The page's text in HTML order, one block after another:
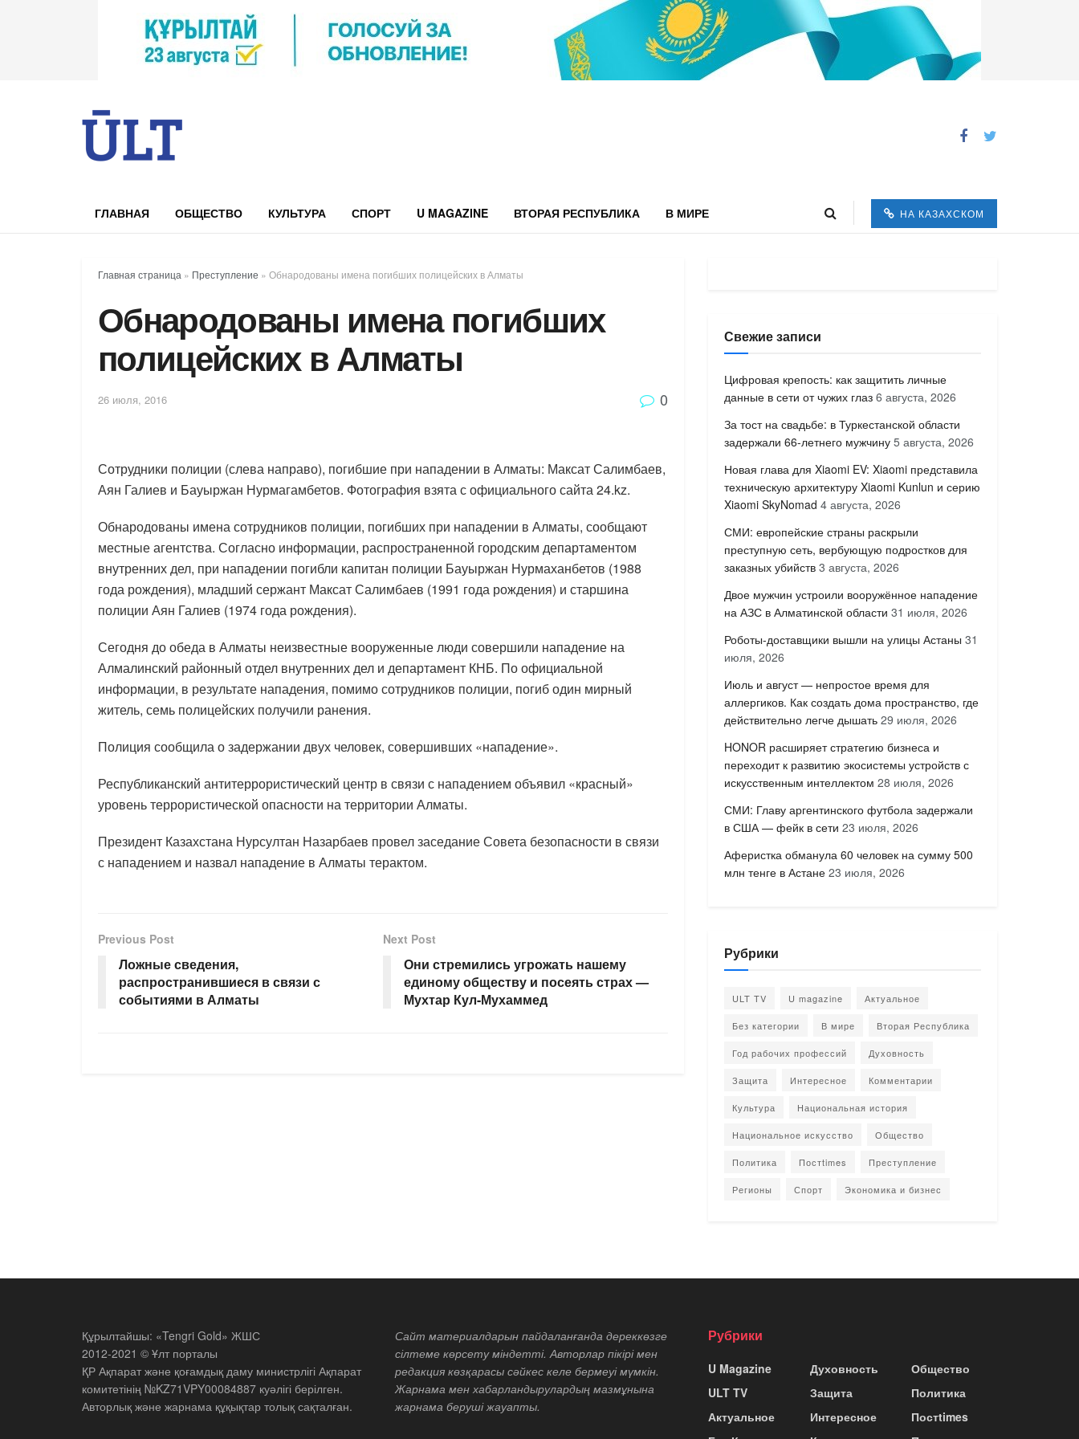
ГЛАВНАЯ ОБЩЕСТВО КУЛЬТУРА СПОРТ U MAGAZINE ВТОРАЯ РЕСПУБЛИКА В МИРЕ НА КАЗАХСКОМ
Главная страница » Преступление » Обнародованы имена погибших полицейских в Алматы
Обнародованы имена погибших
полицейских в Алматы
26 июля, 2016 0
Сотрудники полиции (слева направо), погибшие при нападении в Алматы: Максат Салимбаев,
Аян Галиев и Бауыржан Нурмагамбетов. Фотография взята с официального сайта 24.kz.
Обнародованы имена сотрудников полиции, погибших при нападении в Алматы, сообщают
местные агентства. Согласно информации, распространенной городским департаментом
внутренних дел, при нападении погибли капитан полиции Бауыржан Нурмаханбетов (1988
года рождения), младший сержант Максат Салимбаев (1991 года рождения) и старшина
полиции Аян Галиев (1974 года рождения).
Сегодня до обеда в Алматы неизвестные вооруженные люди совершили нападение на
Алмалинский районный отдел внутренних дел и департамент КНБ. По официальной
информации, в результате нападения, помимо сотрудников полиции, погиб один мирный
житель, семь полицейских получили ранения.
Полиция сообщила о задержании двух человек, совершивших «нападение».
Республиканский антитеррористический центр в связи с нападением объявил «красный»
уровень террористической опасности на территории Алматы.
Президент Казахстана Нурсултан Назарбаев провел заседание Совета безопасности в связи
с нападением и назвал нападение в Алматы терактом.
Previous Post
Ложные сведения,
распространившиеся в связи с
событиями в Алматы
Next Post
Они стремились угрожать нашему
единому обществу и посеять страх —
Мухтар Кул-Мухаммед
Свежие записи
Цифровая крепость: как защитить личные
данные в сети от чужих глаз 6 августа, 2026
За тост на свадьбе: в Туркестанской области
задержали 66-летнего мужчину 5 августа, 2026
Новая глава для Xiaomi EV: Xiaomi представила
техническую архитектуру Xiaomi Kunlun и серию
Xiaomi SkyNomad 4 августа, 2026
СМИ: европейские страны раскрыли
преступную сеть, вербующую подростков для
заказных убийств 3 августа, 2026
Двое мужчин устроили вооружённое нападение
на АЗС в Алматинской области 31 июля, 2026
Роботы-доставщики вышли на улицы Астаны 31
июля, 2026
Июль и август — непростое время для
аллергиков. Как создать дома пространство, где
действительно легче дышать 29 июля, 2026
HONOR расширяет стратегию бизнеса и
переходит к развитию экосистемы устройств с
искусственным интеллектом 28 июля, 2026
СМИ: Главу аргентинского футбола задержали
в США — фейк в сети 23 июля, 2026
Аферистка обманула 60 человек на сумму 500
млн тенге в Астане 23 июля, 2026
Рубрики
ULT TV U magazine Актуальное
Без категории В мире Вторая Республика
Год рабочих профессий Духовность
Защита Интересное Комментарии
Культура Национальная история
Национальное искусство Общество
Политика Постtimes Преступление
Регионы Спорт Экономика и бизнес
Құрылтайшы: «Tengri Gold» ЖШС
2012-2021 © Ұлт порталы
ҚР Ақпарат және қоғамдық даму министрлігі Ақпарат
комитетінің №KZ71VPY00084887 куәлігі берілген.
Авторлық және жарнама құқықтар толық сақталған.
Сайт материалдарын пайдаланғанда дереккөзге
сілтеме көрсету міндетті. Авторлар пікірі мен
редакция көзқарасы сәйкес келе бермеуі мүмкін.
Жарнама мен хабарландырулардың мазмұнына
жарнама беруші жауапты.
Рубрики
U Magazine
ULT TV
Актуальное
Духовность
Защита
Интересное
Общество
Политика
Постtimes